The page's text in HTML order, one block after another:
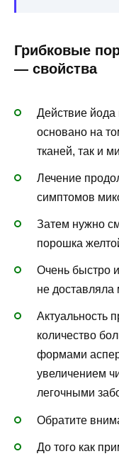
Грибковые
— свойства
Действие йода
основано на
тканей, так и
Лечение
симптомов
Затем нужно
порошка
Очень быстро
не доставляла
Актуальность
количество
формами
увеличением
легочными
Обратите
До того как